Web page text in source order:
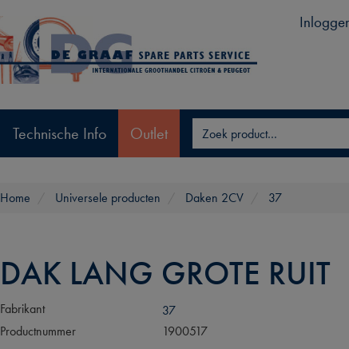
Technische Info Outlet
Home Universele producten Daken 2CV 37
DAK LANG GROTE RUIT
Fabrikant
37
Productnummer
1900517